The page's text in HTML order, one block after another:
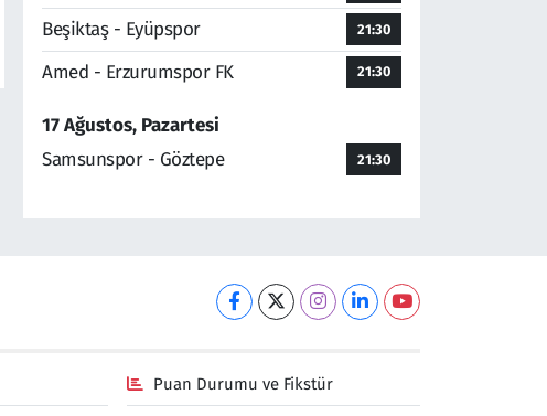
Beşiktaş - Eyüpspor 21:30
Amed - Erzurumspor FK 21:30
17 Ağustos, Pazartesi
Samsunspor - Göztepe
21:30
Puan Durumu ve Fikstür